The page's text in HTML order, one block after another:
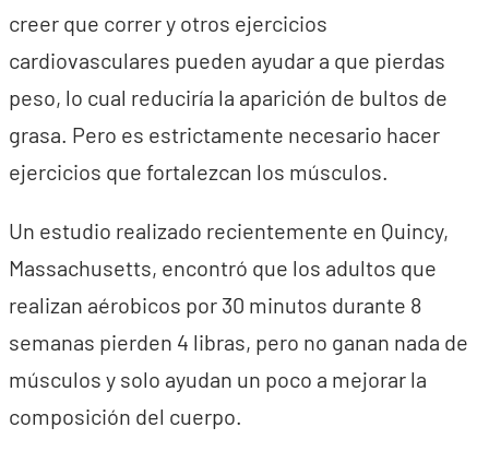
creer que correr y otros ejercicios
cardiovasculares pueden ayudar a que pierdas
peso, lo cual reduciría la aparición de bultos de
grasa. Pero es estrictamente necesario hacer
ejercicios que fortalezcan los músculos.
Un estudio realizado recientemente en Quincy,
Massachusetts, encontró que los adultos que
realizan aérobicos por 30 minutos durante 8
semanas pierden 4 libras, pero no ganan nada de
músculos y solo ayudan un poco a mejorar la
composición del cuerpo.